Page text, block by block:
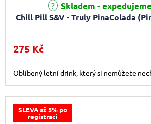
Chill Pill S&V - Truly PinaColada
Skladem -
275 Kč
Oblíbený letní drink, který si nemůžete
SLEVA až 5% po
registraci